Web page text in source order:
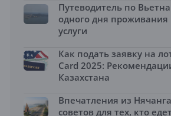
Путеводитель по
одного дня проживания
услуги
Как подать заявку на
Card 2025:
Казахстана
Впечатления из
советов для тех, кто